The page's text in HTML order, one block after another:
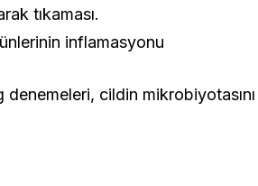
tıkaması.
inflamasyonu
cildin mikrobiyotasını